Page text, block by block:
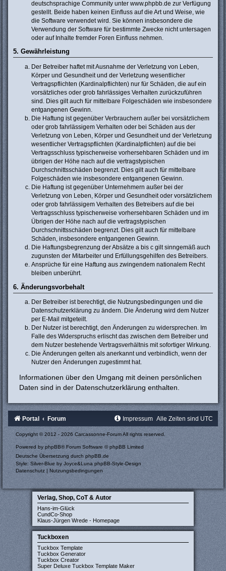
deutschsprachige Community unter www.phpbb.de zur Verfügung
gestellt. Beide haben keinen Einfluss auf die Art und Weise, wie
die Software verwendet wird. Sie können insbesondere die
Verwendung der Software für bestimmte Zwecke nicht untersagen
oder auf Inhalte fremder Foren Einfluss nehmen.
5. Gewährleistung
Der Betreiber haftet mit Ausnahme der Verletzung von Leben,
Körper und Gesundheit und der Verletzung wesentlicher
Vertragspflichten (Kardinalpflichten) nur für Schäden, die auf ein
vorsätzliches oder grob fahrlässiges Verhalten zurückzuführen
sind. Dies gilt auch für mittelbare Folgeschäden wie insbesondere
entgangenen Gewinn.
Die Haftung ist gegenüber Verbrauchern außer bei vorsätzlichem
oder grob fahrlässigem Verhalten oder bei Schäden aus der
Verletzung von Leben, Körper und Gesundheit und der Verletzung
wesentlicher Vertragspflichten (Kardinalpflichten) auf die bei
Vertragsschluss typischerweise vorhersehbaren Schäden und im
übrigen der Höhe nach auf die vertragstypischen
Durchschnittsschäden begrenzt. Dies gilt auch für mittelbare
Folgeschäden wie insbesondere entgangenen Gewinn.
Die Haftung ist gegenüber Unternehmern außer bei der
Verletzung von Leben, Körper und Gesundheit oder vorsätzlichem
oder grob fahrlässigem Verhalten des Betreibers auf die bei
Vertragsschluss typischerweise vorhersehbaren Schäden und im
Übrigen der Höhe nach auf die vertragstypischen
Durchschnittsschäden begrenzt. Dies gilt auch für mittelbare
Schäden, insbesondere entgangenen Gewinn.
Die Haftungsbegrenzung der Absätze a bis c gilt sinngemäß auch
zugunsten der Mitarbeiter und Erfüllungsgehilfen des Betreibers.
Ansprüche für eine Haftung aus zwingendem nationalem Recht
bleiben unberührt.
6. Änderungsvorbehalt
Der Betreiber ist berechtigt, die Nutzungsbedingungen und die
Datenschutzerklärung zu ändern. Die Änderung wird dem Nutzer
per E-Mail mitgeteilt.
Der Nutzer ist berechtigt, den Änderungen zu widersprechen. Im
Falle des Widerspruchs erlischt das zwischen dem Betreiber und
dem Nutzer bestehende Vertragsverhältnis mit sofortiger Wirkung.
Die Änderungen gelten als anerkannt und verbindlich, wenn der
Nutzer den Änderungen zugestimmt hat.
Informationen über den Umgang mit deinen persönlichen
Daten sind in der Datenschutzerklärung enthalten.
Portal Forum Alle Zeiten sind UTC
Impressum
Copyright © 2012 - 2026 Carcassonne-Forum All rights reserved.
Powered by phpBB® Forum Software © phpBB Limited
Deutsche Übersetzung durch phpBB.de
Style: Silver-Blue by Joyce&LunaphpBB-Style-Design
Datenschutz |Nutzungsbedingungen
Verlag, Shop, CoT & Autor
Hans-im-Glück
CundCo-Shop
Klaus-Jürgen Wrede - Homepage
Tuckboxen
Tuckbox Template
Tuckbox Generator
Tuckbox Creator
Super Deluxe Tuckbox Template Maker